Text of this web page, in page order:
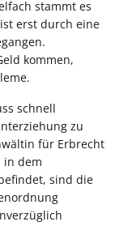
stammt es
erst durch eine
kommen,
schnell
zu
für Erbrecht
in dem
sind die